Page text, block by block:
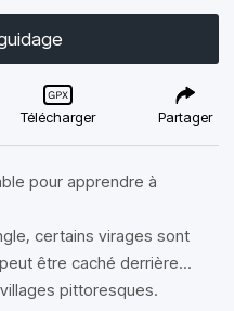
Télécharger Partager
pour apprendre à
certains virages sont
être caché derrière...
pittoresques.